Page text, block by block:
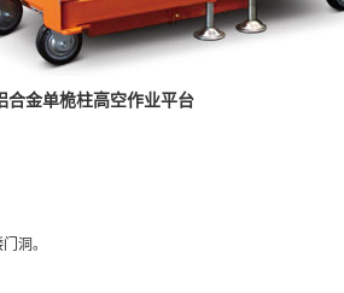
合金单桅柱高空作业平台
洞。